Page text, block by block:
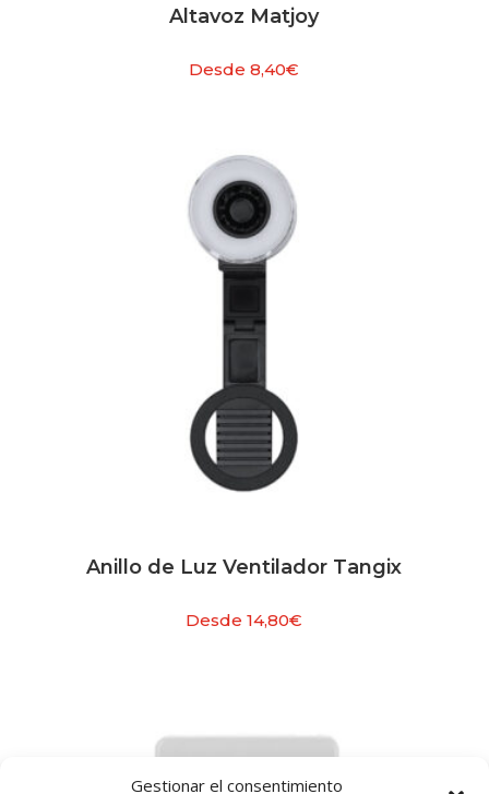
Gestionar el consentimiento
Altavoz Matjoy
Desde8,40€
Anillo de Luz Ventilador Tangix
Desde14,80€